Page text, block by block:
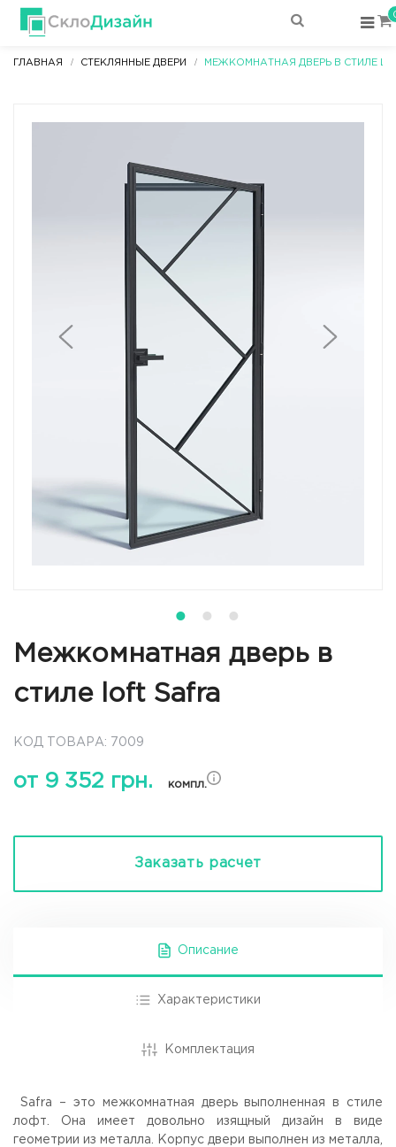
ГЛАВНАЯ СТЕКЛЯННЫЕ ДВЕРИ МЕЖКОМНАТНАЯ ДВЕРЬ В СТИЛЕ
Межкомнатная дверь в
стиле loft Safra
КОД ТОВАРА: 7009
от 9 352 грн. компл.
Заказать расчет
Описание
Характеристики
Комплектация
Safra – это межкомнатная дверь выполненная в стиле
лофт. Она имеет довольно изящный дизайн в виде
геометрии из металла. Корпус двери выполнен из металла,